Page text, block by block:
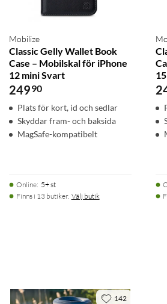
Mobilize
Classic Gelly Wallet Book
Case – Mobilskal för iPhone
12 mini Svart
24990
Plats för kort, id och sedlar
Skyddar fram- och baksida
MagSafe-kompatibelt
Online: 5+ st
Finns i 13 butiker. Välj butik
142